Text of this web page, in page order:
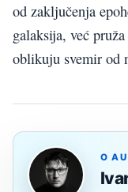
od zaključenja
galaksija, već
oblikuju svemir od
O